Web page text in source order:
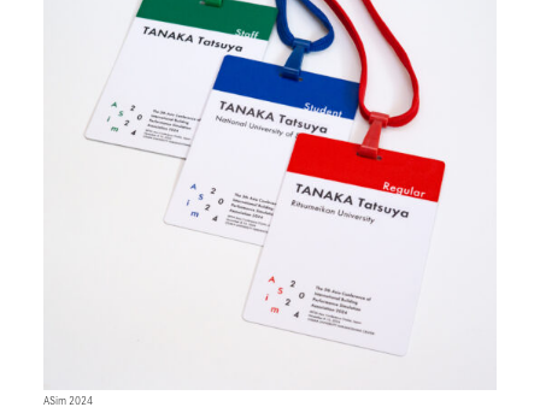
ASim 2024